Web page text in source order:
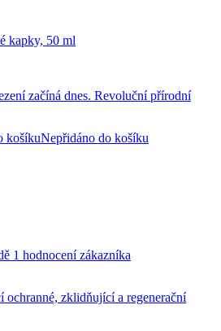
kapky, 50 ml
začíná dnes. Revoluční přírodní
košíkuNepřidáno do košíku
1 hodnocení zákazníka
ochranné, zklidňující a regenerační